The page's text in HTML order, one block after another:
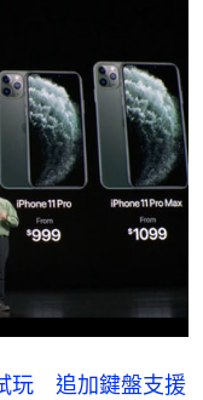
玩 追加鍵盤支援